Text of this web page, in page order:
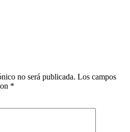
no será publicada. Los campos
*